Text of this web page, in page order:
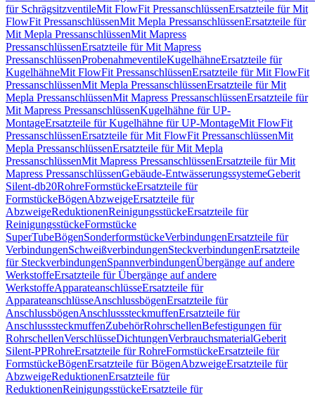
für SchrägsitzventileMit FlowFit PressanschlüssenErsatzteile für Mit
FlowFit PressanschlüssenMit Mepla PressanschlüssenErsatzteile für
Mit Mepla PressanschlüssenMit Mapress
PressanschlüssenErsatzteile für Mit Mapress
PressanschlüssenProbenahmeventileKugelhähneErsatzteile für
KugelhähneMit FlowFit PressanschlüssenErsatzteile für Mit FlowFit
PressanschlüssenMit Mepla PressanschlüssenErsatzteile für Mit
Mepla PressanschlüssenMit Mapress PressanschlüssenErsatzteile für
Mit Mapress PressanschlüssenKugelhähne für UP-
MontageErsatzteile für Kugelhähne für UP-MontageMit FlowFit
PressanschlüssenErsatzteile für Mit FlowFit PressanschlüssenMit
Mepla PressanschlüssenErsatzteile für Mit Mepla
PressanschlüssenMit Mapress PressanschlüssenErsatzteile für Mit
Mapress PressanschlüssenGebäude-EntwässerungssystemeGeberit
Silent-db20RohreFormstückeErsatzteile für
FormstückeBögenAbzweigeErsatzteile für
AbzweigeReduktionenReinigungsstückeErsatzteile für
ReinigungsstückeFormstücke
SuperTubeBögenSonderformstückeVerbindungenErsatzteile für
VerbindungenSchweißverbindungenSteckverbindungenErsatzteile
für SteckverbindungenSpannverbindungenÜbergänge auf andere
WerkstoffeErsatzteile für Übergänge auf andere
WerkstoffeApparateanschlüsseErsatzteile für
ApparateanschlüsseAnschlussbögenErsatzteile für
AnschlussbögenAnschlusssteckmuffenErsatzteile für
AnschlusssteckmuffenZubehörRohrschellenBefestigungen für
RohrschellenVerschlüsseDichtungenVerbrauchsmaterialGeberit
Silent-PPRohreErsatzteile für RohreFormstückeErsatzteile für
FormstückeBögenErsatzteile für BögenAbzweigeErsatzteile für
AbzweigeReduktionenErsatzteile für
ReduktionenReinigungsstückeErsatzteile für